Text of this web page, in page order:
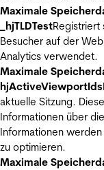
Maximale
_hjTLDTestRegistriert
Besucher auf der
Analytics verwendet.
Maximale
hjActiveViewportIds
aktuelle Sitzung.
Informationen über
Informationen
zu optimieren.
Maximale